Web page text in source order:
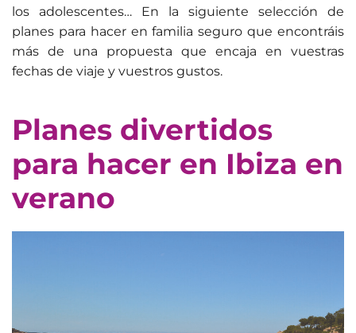
los adolescentes… En la siguiente selección de
planes para hacer en familia seguro que encontráis
más de una propuesta que encaja en vuestras
fechas de viaje y vuestros gustos.
Planes divertidos
para hacer en Ibiza en
verano